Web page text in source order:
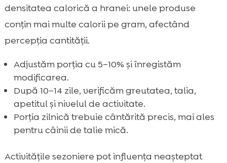
densitatea calorică a hranei: unele produse
conțin mai multe calorii pe gram, afectând
percepția cantității.
Adjustăm porția cu 5–10% și înregistăm
modificarea.
După 10–14 zile, verificăm greutatea, talia,
apetitul și nivelul de activitate.
Porția zilnică trebuie cântărită precis, mai ales
pentru câinii de talie mică.
Activitățile sezoniere pot influența neașteptat